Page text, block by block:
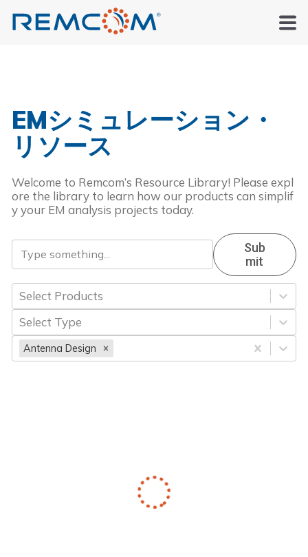
EMシミュレーション・
リソース
Welcome to Remcom’s Resource Library! Please expl
ore the library to learn how our products can simplif
y your EM analysis projects today.
Sub
Mit
Select Products
Select Type
Antenna Design